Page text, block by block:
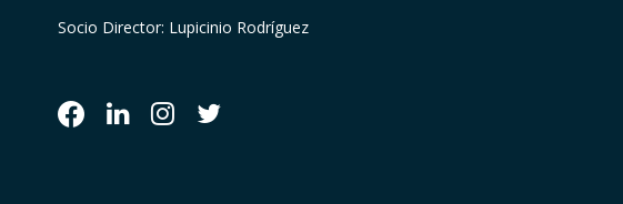
Socio Director: Lupicinio Rodríguez